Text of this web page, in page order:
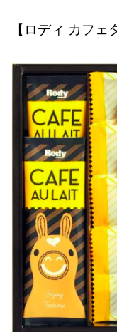
【ロディ カフェ